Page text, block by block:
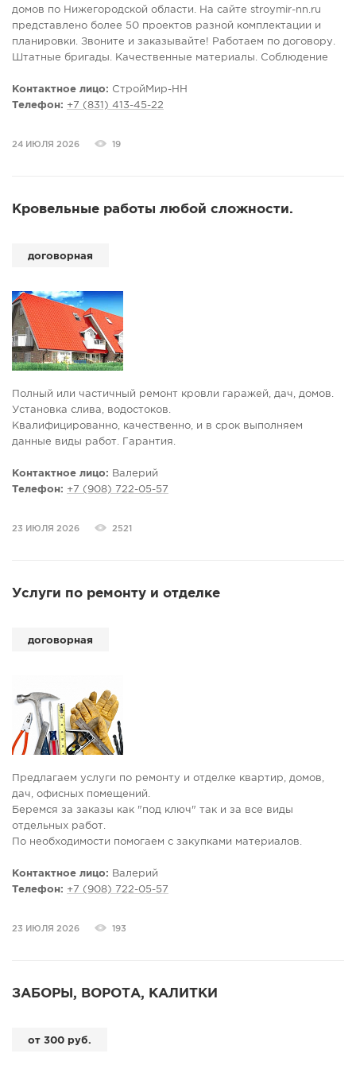
домов по Нижегородской области. На сайте stroymir-nn.ru
представлено более 50 проектов разной комплектации и
планировки. Звоните и заказывайте! Работаем по договору.
Штатные бригады. Качественные материалы. Соблюдение
Контактное лицо: СтройМир-НН
Телефон: +7 (831) 413-45-22
24 ИЮЛЯ 2026 19
Кровельные работы любой сложности.
договорная
Полный или частичный ремонт кровли гаражей, дач, домов.
Установка слива, водостоков.
Kвaлифициpoвaннo, кaчecтвeннo, и в cpoк выпoлняeм
дaнныe виды paбoт. Гарантия.
Контактное лицо: Валерий
Телефон: +7 (908) 722-05-57
23 ИЮЛЯ 2026 2521
Услуги по ремонту и отделке
договорная
Предлагаем услуги по ремонту и отделке квартир, домов,
дач, офисных помещений.
Беремся за заказы как "под ключ" так и за все виды
отдельных работ.
По необходимости помогаем с закупками материалов.
Гарантия на все выполненные работы 5 лет.
Контактное лицо: Валерий
Телефон: +7 (908) 722-05-57
23 ИЮЛЯ 2026 193
ЗАБОРЫ, ВОРОТА, КАЛИТКИ
от 300 руб.